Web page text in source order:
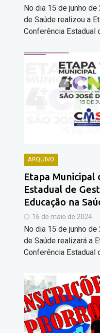
No dia 15 de junho
de Saúde realizou a
Conferência Estadual
ARQUIVO
Etapa Municipal
Estadual de
Educação na
16 de maio de 2024
No dia 15 de junho
de Saúde realizará a
Conferência Estadual